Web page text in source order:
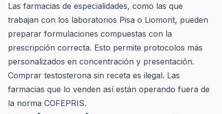
Las farmacias de especialidades, como las que
trabajan con los laboratorios Pisa o Liomont, pueden
preparar formulaciones compuestas con la
prescripción correcta. Esto permite protocolos más
personalizados en concentración y presentación.
Comprar testosterona sin receta es ilegal. Las
farmacias que lo venden así están operando fuera de
la norma COFEPRIS.